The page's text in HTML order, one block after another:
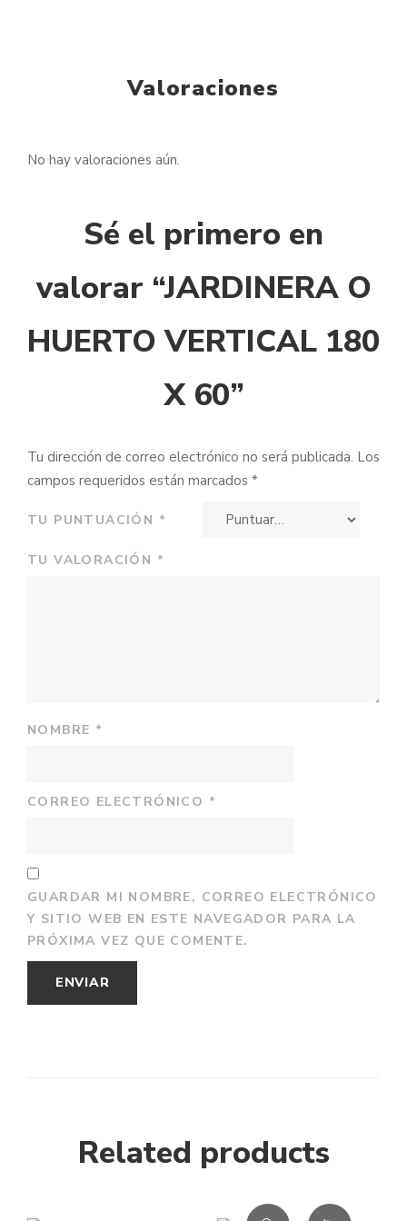
Valoraciones
No hay valoraciones aún.
Sé el primero en
valorar “JARDINERA O
HUERTO VERTICAL 180
X 60”
Tu dirección de correo electrónico no será publicada. Los
campos requeridos están marcados *
TU PUNTUACIÓN *
TU VALORACIÓN *
NOMBRE *
CORREO ELECTRÓNICO *
GUARDAR MI NOMBRE, CORREO ELECTRÓNICO
Y SITIO WEB EN ESTE NAVEGADOR PARA LA
PRÓXIMA VEZ QUE COMENTE.
Related products